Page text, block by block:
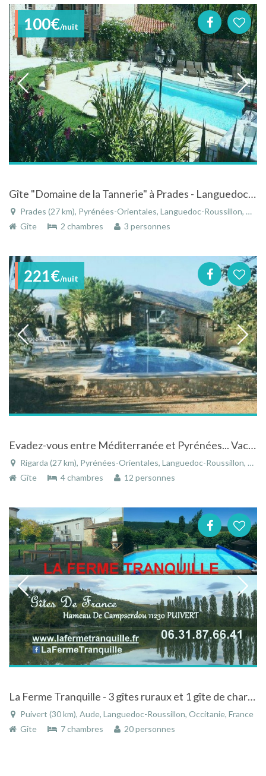
100€/nuit
Gîte "Domaine de la Tannerie" à Prades - Languedoc-Roussillon avec piscine, spa et hammam
Prades (27 km), Pyrénées-Orientales, Languedoc-Roussillon, Occitanie, France
Gîte
2 chambres 3 personnes
221€/nuit
Evadez-vous entre Méditerranée et Pyrénées... Vacances privilégiées avec piscine privée et spa
Rigarda (27 km), Pyrénées-Orientales, Languedoc-Roussillon, Occitanie, France
Gîte
4 chambres 12 personnes
La Ferme Tranquille - 3 gîtes ruraux et 1 gîte de charme
Puivert (30 km), Aude, Languedoc-Roussillon, Occitanie, France
Gîte
7 chambres 20 personnes